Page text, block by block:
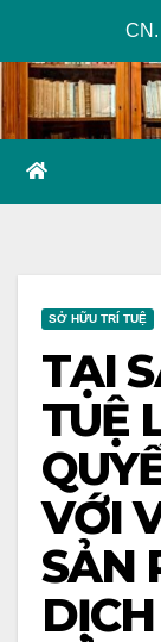
content
SỞ HỮU TRÍ TUỆ
TẠI
TUỆ
VỚI
SẢN